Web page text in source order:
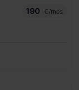
190
€/mes